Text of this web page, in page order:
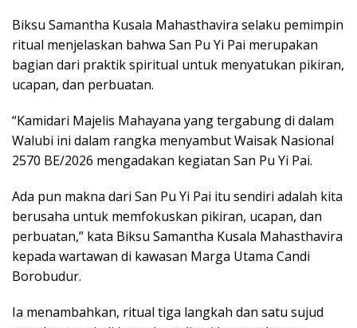
Biksu Samantha Kusala Mahasthavira selaku pemimpin
ritual menjelaskan bahwa San Pu Yi Pai merupakan
bagian dari praktik spiritual untuk menyatukan pikiran,
ucapan, dan perbuatan.
“Kamidari Majelis Mahayana yang tergabung di dalam
Walubi ini dalam rangka menyambut Waisak Nasional
2570 BE/2026 mengadakan kegiatan San Pu Yi Pai.
Ada pun makna dari San Pu Yi Pai itu sendiri adalah kita
berusaha untuk memfokuskan pikiran, ucapan, dan
perbuatan,” kata Biksu Samantha Kusala Mahasthavira
kepada wartawan di kawasan Marga Utama Candi
Borobudur.
Ia menambahkan, ritual tiga langkah dan satu sujud